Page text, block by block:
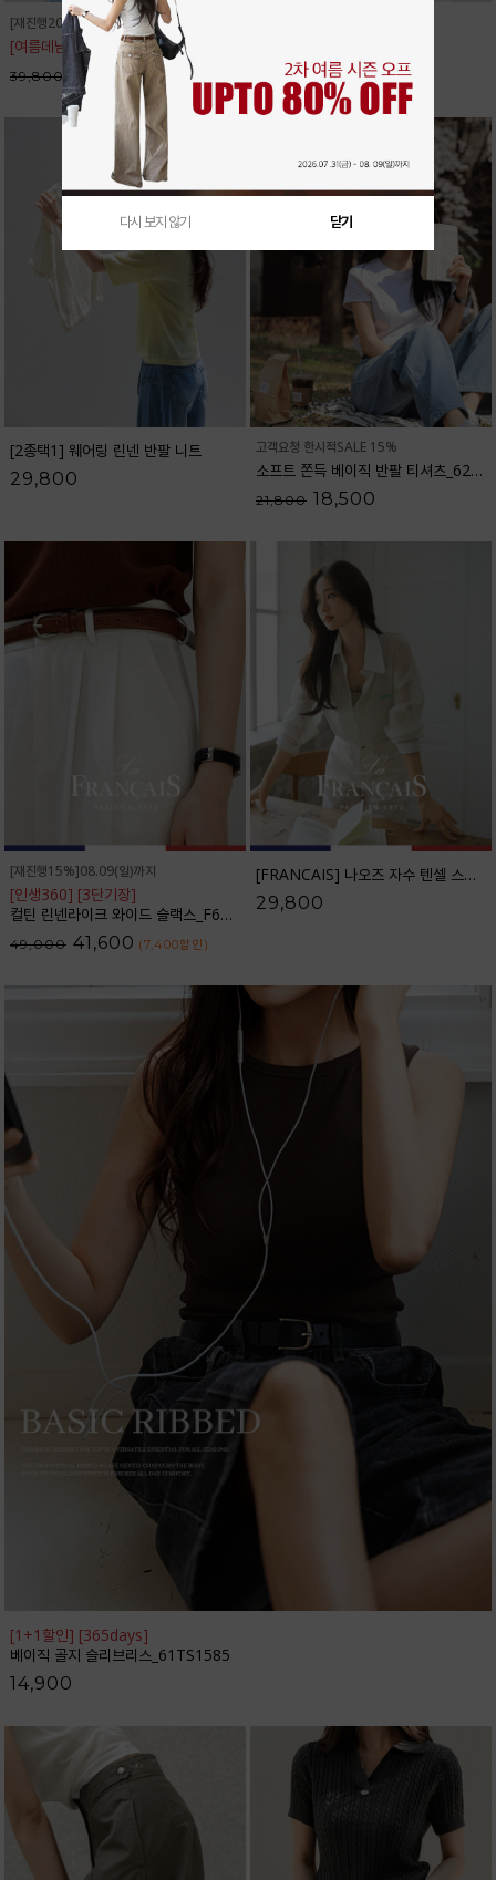
[재진행20%]08.12(수)까지
[여름데님1위] 실키텐셀 와이드데님팬츠_32DP1832
39,800 31,800 (8,000 할인
[2종택1] 웨어링 린넨 반팔 니트
29,800
고객요청 한시적SALE 15%
소프트 쫀득 베이직 반팔 티셔츠_62TS2066
21,800 18,500
[재진행15%]08.09(일)까지
[인생360] [3단기장]
컬틴 린넨라이크 와이드 슬랙스_F6S349SL
49,000 41,600 (7,400할인 )
[FRANCAIS] 나오즈 자수 텐셀 스트라이프 셔츠_F6S278SH
29,800
[1+1할인] [365days]
베이직 골지 슬리브리스_61TS1585
14,900
다시 보지 않기 닫기